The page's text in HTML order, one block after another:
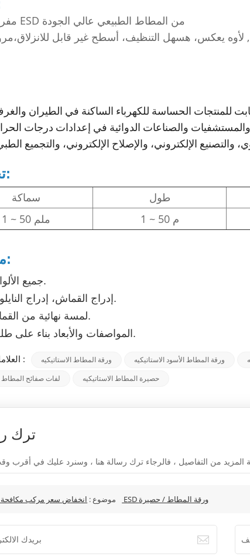
مفرش طاولة ESD من المطاط الطبيعي عالي الجودة
لأوه يعكس، هسهل التنظيف، أسطح غير قابل للانزلاق،
للمنتجات الحساسة للكهرباء الساكنة في الطيران
والصناعات الدوائية في إعدادات درجات
تخصيص:
سماكة طول
1 ~ 50 ملم
1 ~ 50 م
ملحوظة:
جميع الألوان المتاحة.
إدراج القماش، إدراج النايلون المتاحة.
لمسة نهائية من القماش متاحة.
المواصفات والأبعاد بناء على طلب العميل.
العلامات الساخنة : ورقة المطاط الاستاتيكيه ورقة المطاط الأسود الاستاتيكيه
لفات صفائح المطاط حصيرة المطاط الاستاتيكيه
ترك
موضوع : انخفاض سعر مركب مكافحة ساكنة ESD ورقة المطاط / حصيرة